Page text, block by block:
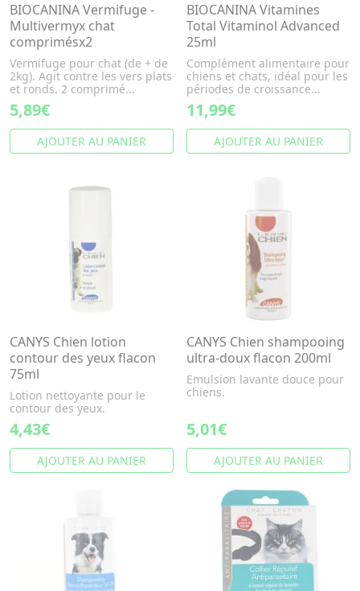
BIOCANINA Vermifuge -
Multivermyx chat
comprimésx2
Vermifuge pour chat (de + de
2kg). Agit contre les vers plats
et ronds. 2 comprimé...
5,89€
AJOUTER AU PANIER
BIOCANINA Vitamines
Total Vitaminol Advanced
25ml
Complément alimentaire pour
chiens et chats, idéal pour les
périodes de croissance...
11,99€
AJOUTER AU PANIER
CANYS Chien lotion
contour des yeux flacon
75ml
Lotion nettoyante pour le
contour des yeux.
4,43€
AJOUTER AU PANIER
CANYS Chien shampooing
ultra-doux flacon 200ml
Emulsion lavante douce pour
chiens.
5,01€
AJOUTER AU PANIER